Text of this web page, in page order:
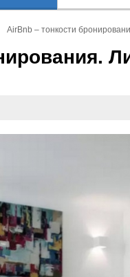
AirBnb – тонкости